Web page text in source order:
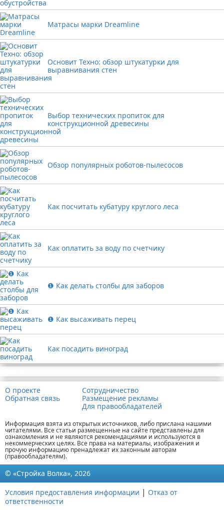
Матрасы марки Dreamline
Основит Техно: обзор штукатурки для
выравнивания стен
Выбор технических пропиток для
конструкционной древесины
Обзор популярных роботов-пылесосов
Как посчитать кубатуру круглого леса
Как оплатить за воду по счетчику
❶ Как делать столбы для заборов
❶ Как высаживать перец
Как посадить виноград
О проекте
Обратная связь
Сотрудничество
Размещение рекламы
Для правообладателей
Информация взята из открытых источников, либо прислана нашими
читателями. Все статьи размещенные на сайте представлены для
ознакомления и не являются рекомендациями и используются в
некоммерческих целях. Все права на материалы, изображения и
прочую информацию пренадлежат их законным авторам
(правообладателям).
© «Стройка Волка», 2026
Условия предоставления информации | Отказ от
ответственности